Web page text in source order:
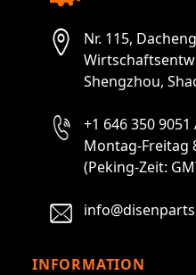
Nr. 115,
Shengzhou,
+1 646 350
Montag-Freitag
(Peking-Zeit:
INFORMATION